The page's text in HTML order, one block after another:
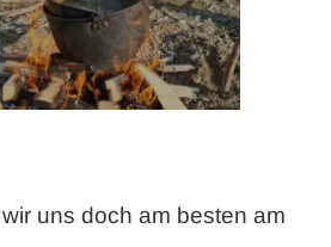
uns doch am besten am